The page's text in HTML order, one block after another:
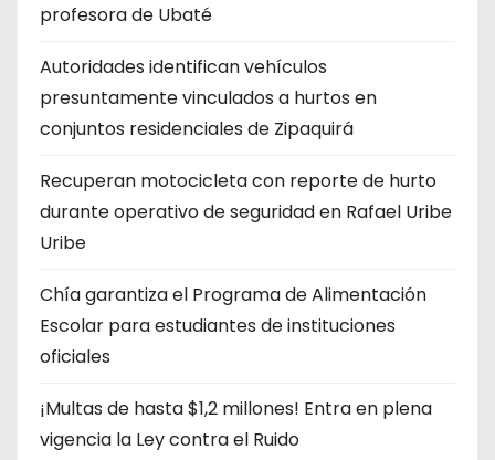
profesora de Ubaté
Autoridades identifican vehículos
presuntamente vinculados a hurtos en
conjuntos residenciales de Zipaquirá
Recuperan motocicleta con reporte de hurto
durante operativo de seguridad en Rafael Uribe
Uribe
Chía garantiza el Programa de Alimentación
Escolar para estudiantes de instituciones
oficiales
¡Multas de hasta $1,2 millones! Entra en plena
vigencia la Ley contra el Ruido